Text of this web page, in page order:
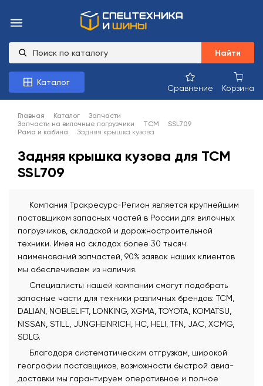
Найти
Каталог
Сравнение Корзина
Главная Каталог
Запчасти
Запчасти на вилочные погрузчики
TCM
SSL709
Рама и кабина
Задняя крышка кузова
Задняя крышка кузова для TCM
SSL709
Компания Тракресурс-Регион является крупнейшим
поставщиком запасных частей в России для вилочных
погрузчиков, складской и дорожностроительной
техники. Имея на складах более 30 тысяч
наименований запчастей, 90% заявок наших клиентов
мы обеспечиваем из наличия.
Специалисты нашей компании смогут подобрать
запасные части для техники различных брендов: TCM,
DALIAN, NOBLELIFT, LONKING, XGMA, TOYOTA, KOMATSU,
NISSAN, STILL, JUNGHEINRICH, HC, HELI, TFN, JAC, XCMG,
SDLG.
Благодаря систематическим отгрузкам, широкой
географии поставщиков, возможности быстрой авиа-
доставки мы гарантируем оперативное и полное